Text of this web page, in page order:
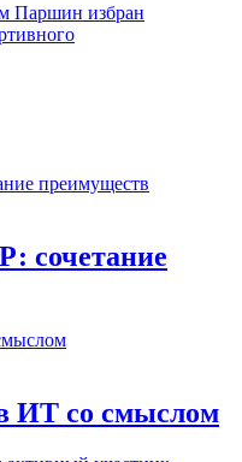
Паршин избран
сочетание
ИТ со смыслом